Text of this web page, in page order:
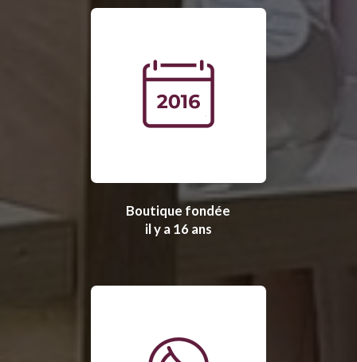
Boutique fondée
il y a 16 ans